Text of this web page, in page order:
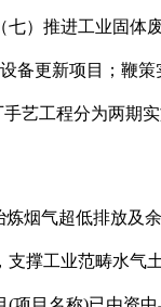
推进工业固体
备更新项目；鞭
艺工程分为两期
气超低排放及
撑工业范畴水气